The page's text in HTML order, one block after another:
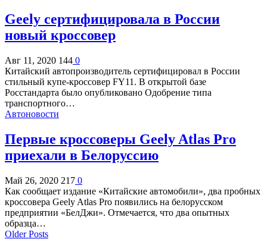
Geely сертифицировала в России
новый кроссовер
Авг 11, 2020 144 0
Китайский автопроизводитель сертифицировал в России
стильный купе-кроссовер FY11. В открытой базе
Росстандарта было опубликовано Одобрение типа
транспортного…
Автоновости
Первые кроссоверы Geely Atlas Pro
приехали в Белоруссию
Май 26, 2020 217 0
Как сообщает издание «Китайские автомобили», два пробных
кроссовера Geely Atlas Pro появились на белорусском
предприятии «БелДжи». Отмечается, что два опытных
образца…
Older Posts